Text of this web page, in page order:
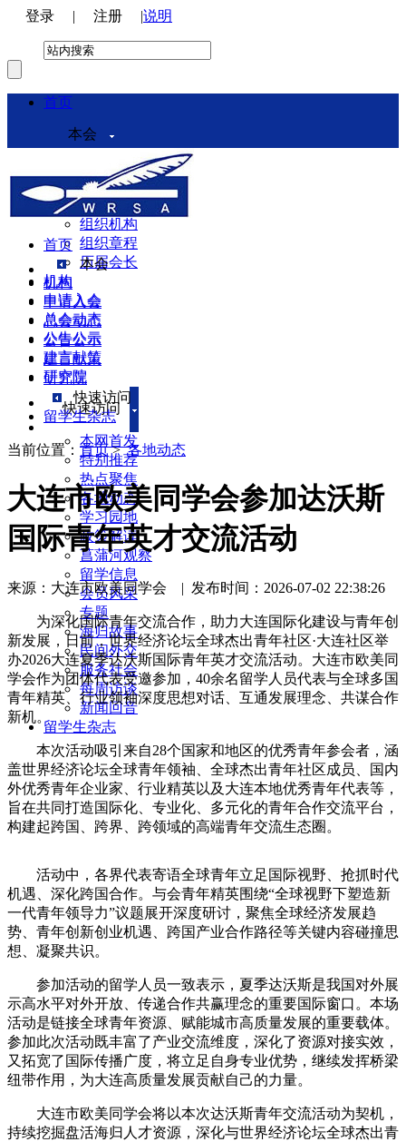
登录 | 注册 |说明
首页
本会
本会介绍
领导机构
理事会
组织机构
组织章程
历届会长
机构
申请入会
总会动态
公告公示
建言献策
研究院
快速访问
本网首发
特别推荐
热点聚焦
各地动态
学习园地
政策解读
菖蒲河观察
留学信息
会员风采
专题
海归故事
民间外交
服务社会
每周访谈
新闻回音
留学生杂志
首页
本会
机构
申请入会
总会动态
公告公示
建言献策
研究院
快速访问
留学生杂志
当前位置： 首页>各地动态
大连市欧美同学会参加达沃斯
国际青年英才交流活动
来源：大连市欧美同学会 | 发布时间：2026-07-02 22:38:26
为深化国际青年交流合作，助力大连国际化建设与青年创
新发展，日前，世界经济论坛全球杰出青年社区·大连社区举
办2026大连夏季达沃斯国际青年英才交流活动。大连市欧美同
学会作为团体代表受邀参加，40余名留学人员代表与全球多国
青年精英、行业领袖深度思想对话、互通发展理念、共谋合作
新机。
本次活动吸引来自28个国家和地区的优秀青年参会者，涵
盖世界经济论坛全球青年领袖、全球杰出青年社区成员、国内
外优秀青年企业家、行业精英以及大连本地优秀青年代表等，
旨在共同打造国际化、专业化、多元化的青年合作交流平台，
构建起跨国、跨界、跨领域的高端青年交流生态圈。
活动中，各界代表寄语全球青年立足国际视野、抢抓时代
机遇、深化跨国合作。与会青年精英围绕“全球视野下塑造新
一代青年领导力”议题展开深度研讨，聚焦全球经济发展趋
势、青年创新创业机遇、跨国产业合作路径等关键内容碰撞思
想、凝聚共识。
参加活动的留学人员一致表示，夏季达沃斯是我国对外展
示高水平对外开放、传递合作共赢理念的重要国际窗口。本场
活动是链接全球青年资源、赋能城市高质量发展的重要载体。
参加此次活动既丰富了产业交流维度，深化了资源对接实效，
又拓宽了国际传播广度，将立足自身专业优势，继续发挥桥梁
纽带作用，为大连高质量发展贡献自己的力量。
大连市欧美同学会将以本次达沃斯青年交流活动为契机，
持续挖掘盘活海归人才资源，深化与世界经济论坛全球杰出青